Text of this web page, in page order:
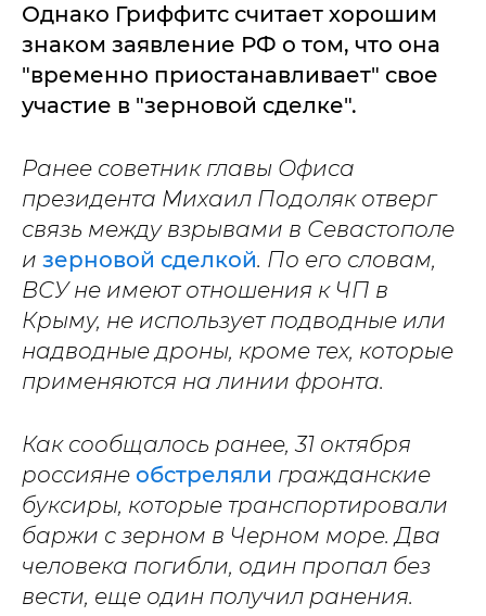
Однако Гриффитс считает хорошим
знаком заявление РФ о том, что она
"временно приостанавливает" свое
участие в "зерновой сделке".
Ранее советник главы Офиса
президента Михаил Подоляк отверг
связь между взрывами в Севастополе
и зерновой сделкой. По его словам,
ВСУ не имеют отношения к ЧП в
Крыму, не использует подводные или
надводные дроны, кроме тех, которые
применяются на линии фронта.
Как сообщалось ранее, 31 октября
россияне обстреляли гражданские
буксиры, которые транспортировали
баржи с зерном в Черном море. Два
человека погибли, один пропал без
вести, еще один получил ранения.